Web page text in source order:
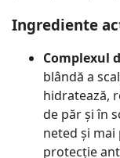
Ingrediente
Complexul
blândă a
hidratează,
de păr și în
neted și
protecție